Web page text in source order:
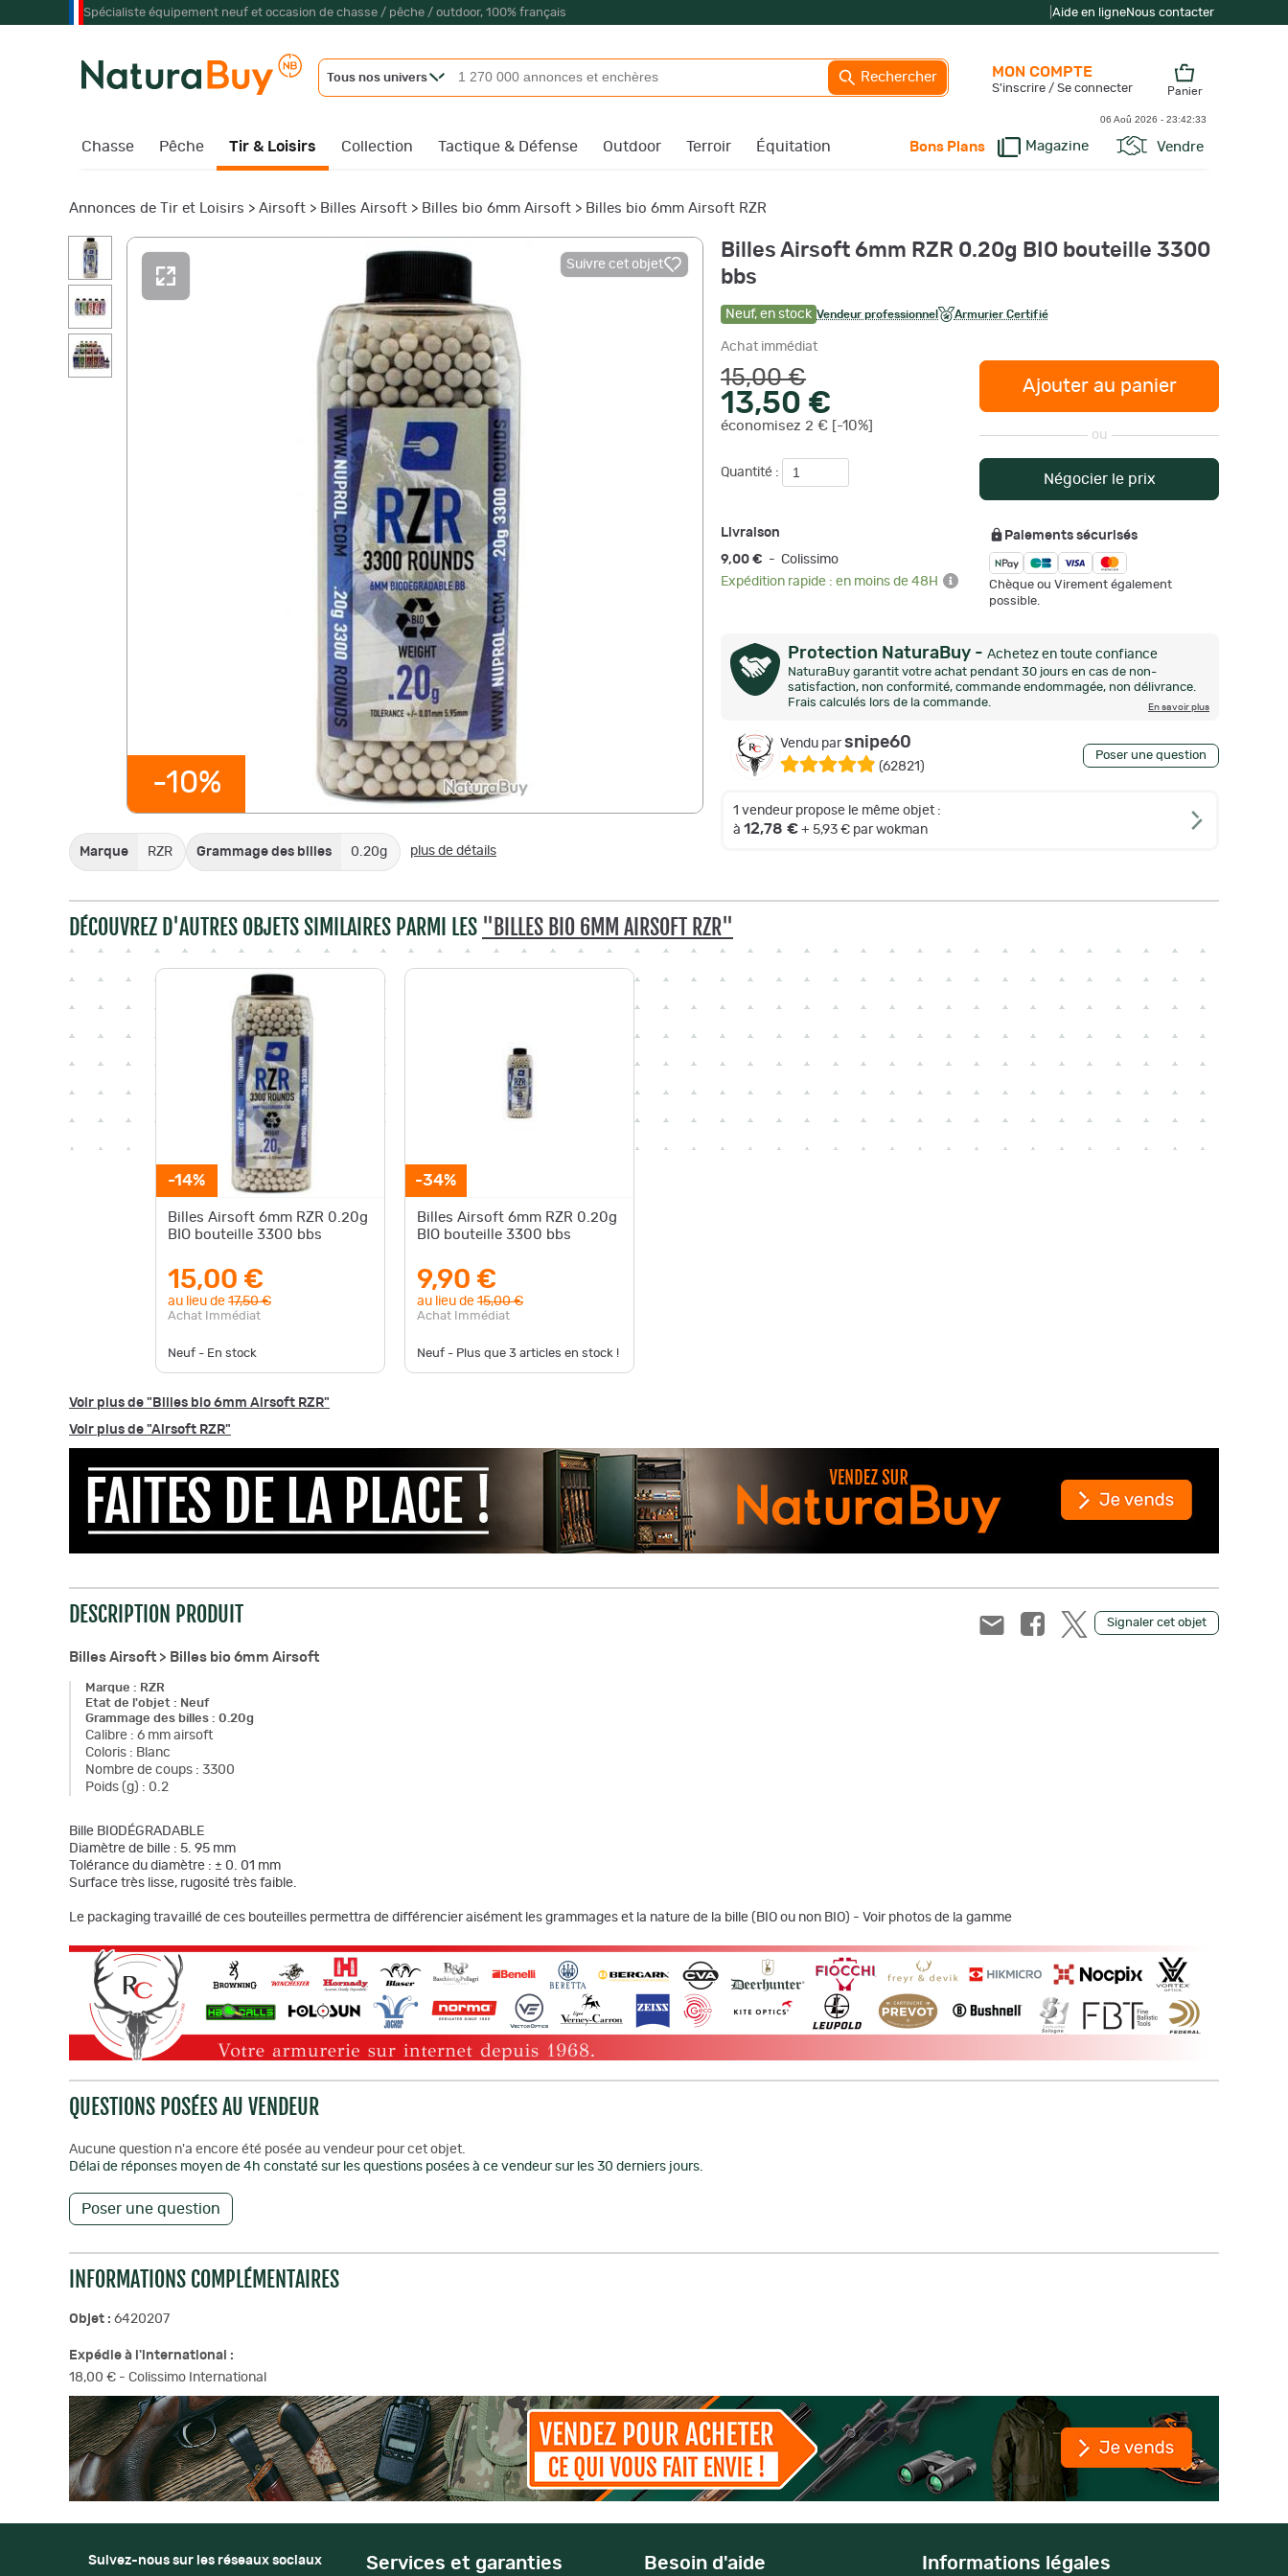
Spécialiste équipement neuf et occasion de chasse / pêche / outdoor, 100% français Aide en ligneNous contacter
Tous nos univers Rechercher
Chasse Pêche Tir & Loisirs Collection Tactique & Défense Outdoor Terroir Équitation Bons Plans Magazine Vendre
MON COMPTE
S'inscrire / Se connecter Panier
06 Aoû 2026 - 23:42:34
Annonces de Tir et Loisirs > Airsoft > Billes Airsoft > Billes bio 6mm Airsoft > Billes bio 6mm Airsoft RZR
-10%
Suivre cet objet
Marque RZR Grammage des billes 0.20g plus de détails
Billes Airsoft 6mm RZR 0.20g BIO bouteille 3300
bbs
Neuf, en stock Vendeur professionnel Armurier Certifié
Achat immédiat
15,00 €
13,50 €
économisez 2 € [-10%]
Quantité :
Ajouter au panier
ou
Négocier le prix
Livraison
9,00 € - Colissimo
Expédition rapide : en moins de 48H
Paiements sécurisés
Chèque ou Virement également
possible.
Protection NaturaBuy - Achetez en toute confiance
NaturaBuy garantit votre achat pendant 30 jours en cas de non-
satisfaction, non conformité, commande endommagée, non délivrance.
Frais calculés lors de la commande.
En savoir plus
Vendu parsnipe60
(62821 )
Poser une question
1 vendeur propose le même objet :
à 12,78 € + 5,93 € par wokman
DÉCOUVREZ D'AUTRES OBJETS SIMILAIRES PARMI LES "BILLES BIO 6MM AIRSOFT RZR"
-14%
Billes Airsoft 6mm RZR 0.20g
BIO bouteille 3300 bbs
15,00 €
au lieu de 17,50 €
Achat Immédiat
Neuf - En stock
-34%
Billes Airsoft 6mm RZR 0.20g
BIO bouteille 3300 bbs
9,90 €
au lieu de 15,00 €
Achat Immédiat
Neuf - Plus que 3 articles en stock !
Voir plus de "Billes bio 6mm Airsoft RZR"
Voir plus de "Airsoft RZR"
Signaler cet objet
DESCRIPTION PRODUIT
Billes Airsoft > Billes bio 6mm Airsoft
Marque : RZR
Etat de l'objet : Neuf
Grammage des billes : 0.20g
Calibre : 6 mm airsoft
Coloris : Blanc
Nombre de coups : 3300
Poids (g) : 0.2
Bille BIODÉGRADABLE
Diamètre de bille : 5. 95 mm
Tolérance du diamètre : ± 0. 01 mm
Surface très lisse, rugosité très faible.
Le packaging travaillé de ces bouteilles permettra de différencier aisément les grammages et la nature de la bille (BIO ou non BIO) - Voir photos de la gamme
QUESTIONS POSÉES AU VENDEUR
Aucune question n'a encore été posée au vendeur pour cet objet.
Délai de réponses moyen de 4h constaté sur les questions posées à ce vendeur sur les 30 derniers jours.
Poser une question
INFORMATIONS COMPLÉMENTAIRES
Objet : 6420207
Expédie à l'international :
18,00 € - Colissimo International
Suivez-nous sur les réseaux sociaux Services et garanties Besoin d'aide Informations légales